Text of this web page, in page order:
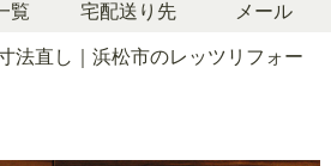
覧 宅配送り先 メール
法直し｜浜松市のレッツリフォー